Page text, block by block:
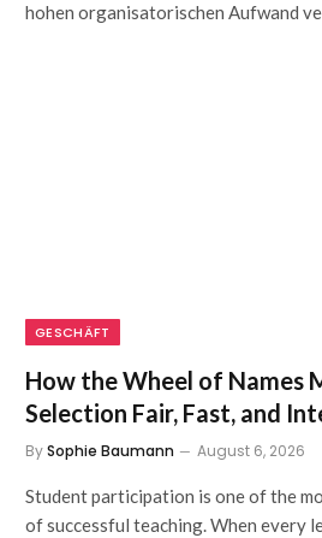
hohen organisatorischen Aufwand
GESCHÄFT
How the Wheel of Names
Selection Fair, Fast, and
BySophie Baumann August 6, 2026
Student participation is one of the
of successful teaching. When every